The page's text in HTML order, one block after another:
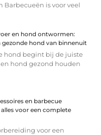
Barbecueën is voor veel
en hond ontwormen:
gezonde hond van binnenuit
hond begint bij de juiste
hond gezond houden
en barbecue
voor een complete
voor een